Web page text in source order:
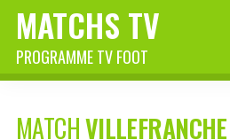
MATCHS TV
PROGRAMME TV FOOT
MATCHVILLEFRANCHE